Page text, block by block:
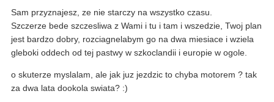
Sam przyznajesz, ze nie starczy na wszystko czasu.
Szczerze bede szczesliwa z Wami i tu i tam i wszedzie, Twoj plan
jest bardzo dobry, rozciagnelabym go na dwa miesiace i wziela
gleboki oddech od tej pastwy w szkoclandii i europie w ogole.
o skuterze myslalam, ale jak juz jezdzic to chyba motorem ? tak
za dwa lata dookola swiata? :)